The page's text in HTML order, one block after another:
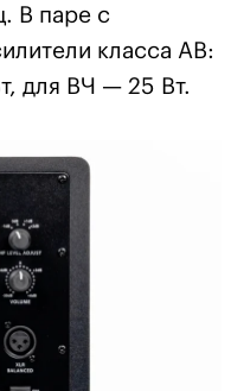
В паре с
класса АВ:
для ВЧ — 25 Вт.